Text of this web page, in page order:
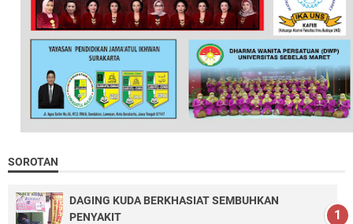
SOROTAN
DAGING KUDA BERKHASIAT SEMBUHKAN
PENYAKIT